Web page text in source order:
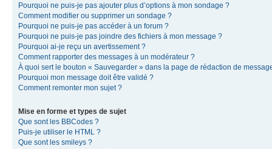
Pourquoi ne puis-je pas ajouter plus d’options à mon sondage ?
Comment modifier ou supprimer un sondage ?
Pourquoi ne puis-je pas accéder à un forum ?
Pourquoi ne puis-je pas joindre des fichiers à mon message ?
Pourquoi ai-je reçu un avertissement ?
Comment rapporter des messages à un modérateur ?
À quoi sert le bouton « Sauvegarder » dans la page de rédaction de
Pourquoi mon message doit être validé ?
Comment remonter mon sujet ?
Mise en forme et types de sujet
Que sont les BBCodes ?
Puis-je utiliser le HTML ?
Que sont les smileys ?